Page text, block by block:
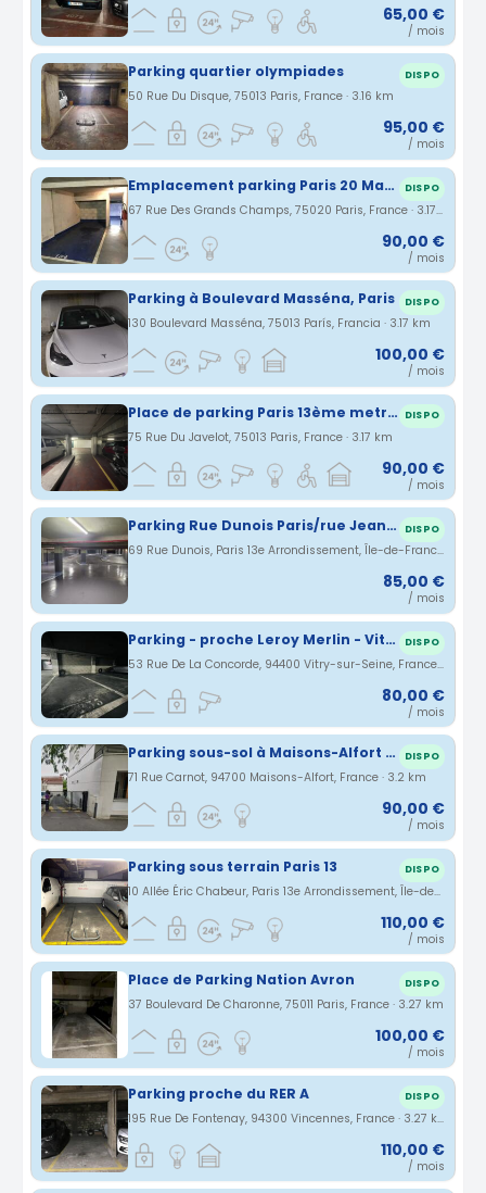
65,00 €
/ mois
Parking quartier olympiades DISPO
50 Rue Du Disque, 75013 Paris, France · 3.16 km
95,00 €
/ mois
Emplacement parking Paris 20 Maraichers / Buzenval DISPO
67 Rue Des Grands Champs, 75020 Paris, France · 3.17 km
90,00 €
/ mois
Parking à Boulevard Masséna, Paris DISPO
130 Boulevard Masséna, 75013 París, Francia · 3.17 km
100,00 €
/ mois
Place de parking Paris 13ème metro Olympiades - 11m² DISPO
75 Rue Du Javelot, 75013 Paris, France · 3.17 km
90,00 €
/ mois
Parking Rue Dunois Paris/rue Jeanne D'arc DISPO
69 Rue Dunois, Paris 13e Arrondissement, Île-de-France, France · 3.18 km
85,00 €
/ mois
Parking - proche Leroy Merlin - Vitry DISPO
53 Rue De La Concorde, 94400 Vitry-sur-Seine, France · 3.19 km
80,00 €
/ mois
Parking sous-sol à Maisons-Alfort (5 min de la ligne 8 Juillotte) DISPO
71 Rue Carnot, 94700 Maisons-Alfort, France · 3.2 km
90,00 €
/ mois
Parking sous terrain Paris 13 DISPO
10 Allée Éric Chabeur, Paris 13e Arrondissement, Île-de-France, France · 3.22 km
110,00 €
/ mois
Place de Parking Nation Avron DISPO
37 Boulevard De Charonne, 75011 Paris, France · 3.27 km
100,00 €
/ mois
Parking proche du RER A DISPO
195 Rue De Fontenay, 94300 Vincennes, France · 3.27 km
110,00 €
/ mois